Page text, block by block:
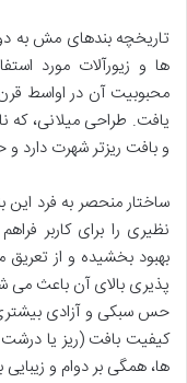
تاریخچه بندهای مش به
ها و زیورآلات مورد
یافت. طراحی میلانی، که
و بافت ریزتر شهرت دارد
ساختار منحصر به فرد این
نظیری را برای کاربر
بهبود بخشیده و از
پذیری بالای آن باعث
حس سبکی و آزادی
کیفیت بافت (ریز یا
ها، همگی بر دوام و